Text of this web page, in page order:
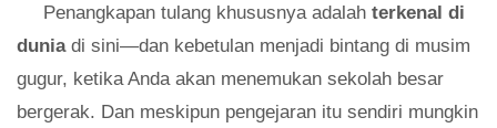
Penangkapan tulang khususnya adalah terkenal di
dunia di sini—dan kebetulan menjadi bintang di musim
gugur, ketika Anda akan menemukan sekolah besar
bergerak. Dan meskipun pengejaran itu sendiri mungkin